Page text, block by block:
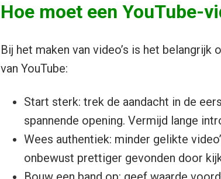
Hoe moet een YouTube-
Bij het maken van video’s is het
van YouTube:
Start sterk: trek de aandacht in de
spannende opening. Vermijd lange
Wees authentiek: minder gelikte
onbewust prettiger gevonden door